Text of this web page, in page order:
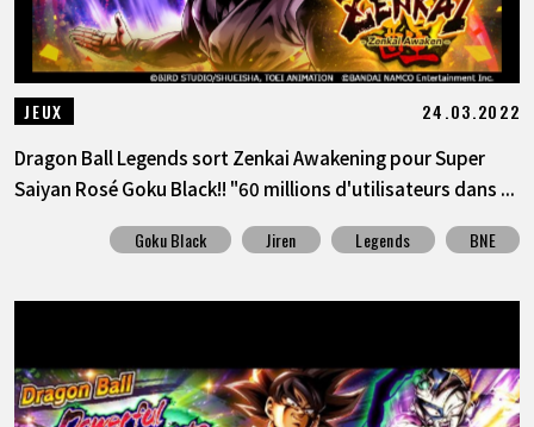
JEUX 24.03.2022
Dragon Ball Legends sort Zenkai Awakening pour Super
Saiyan Rosé Goku Black!! "60 millions d'utilisateurs dans ...
Goku Black Jiren Legends BNE